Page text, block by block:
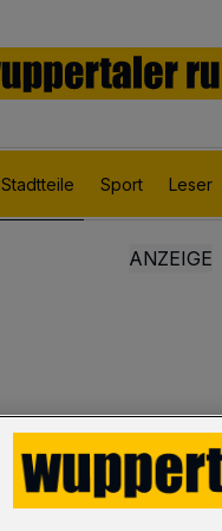
Stadtteile Sport Leser